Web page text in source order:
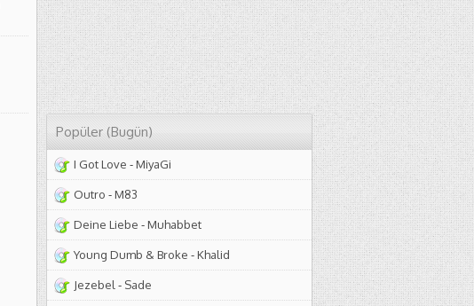
Popüler (Bugün)
I Got Love -MiyaGi
Outro -M83
Deine Liebe -Muhabbet
Young Dumb & Broke -Khalid
Jezebel - Sade